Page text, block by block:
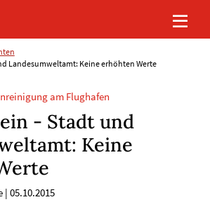
Landesumweltamt: Keine erhöhten Werte
am Flughafen
- Stadt und
Keine
| 05.10.2015